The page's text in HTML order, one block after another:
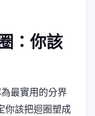
：你該
最實用的分界
你該把迴圈塑成